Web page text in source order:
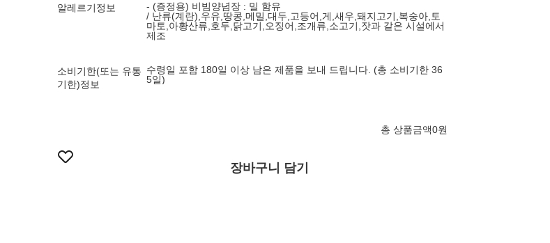
알레르기정보
- (증정용) 비빔양념장 : 밀 함유
/ 난류(계란),우유,땅콩,메밀,대두,고등어,게,새우,돼지고기,복숭아,토
마토,아황산류,호두,닭고기,오징어,조개류,소고기,잣과 같은 시설에서
제조
소비기한(또는 유통
기한)정보
수령일 포함 180일 이상 남은 제품을 보내 드립니다. (총 소비기한 36
5일)
총 상품금액0원
장바구니 담기